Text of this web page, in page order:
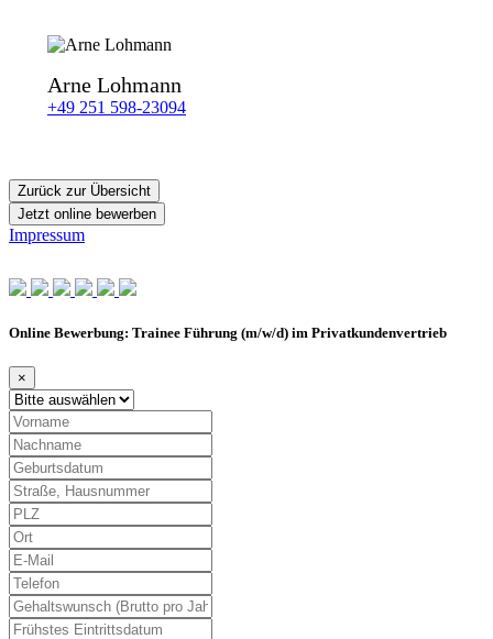
Arne Lohmann
+49 251 598-23094
Zurück zur Übersicht
Jetzt online bewerben
Impressum
Online Bewerbung: Trainee Führung (m/w/d) im Privatkundenvertrieb
×